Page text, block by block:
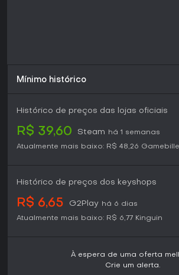
Mínimo histórico
Histórico de preços das lojas oficiais
R$ 39,60 Steam
há 1 semanas
Atualmente mais baixo: R$ 48,26
Histórico de preços dos keyshops
R$ 6,65 G2Play há 6 dias
Atualmente mais baixo: R$ 6,77 Kinguin
À espera de uma oferta
Crie um alerta.